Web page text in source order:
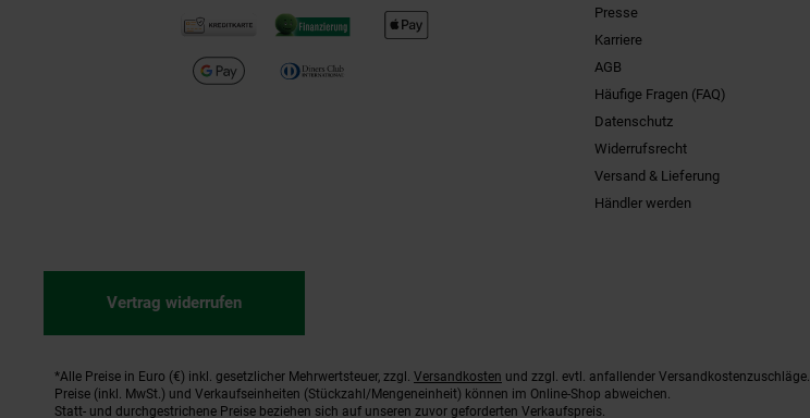
Presse
Karriere
AGB
Häufige Fragen (FAQ)
Datenschutz
Widerrufsrecht
Versand & Lieferung
Händler werden
Vertrag widerrufen
Fußnoten
*Alle Preise in Euro (€) inkl. gesetzlicher Mehrwertsteuer, zzgl. Versandkosten und zzgl. evtl. anfallender
Preise (inkl. MwSt.) und Verkaufseinheiten (Stückzahl/Mengeneinheit) können im Online-Shop abweichen.
Statt- und durchgestrichene Preise beziehen sich auf unseren zuvor geforderten Verkaufspreis.